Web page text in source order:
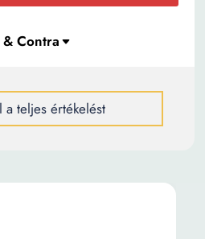
a teljes értékelést